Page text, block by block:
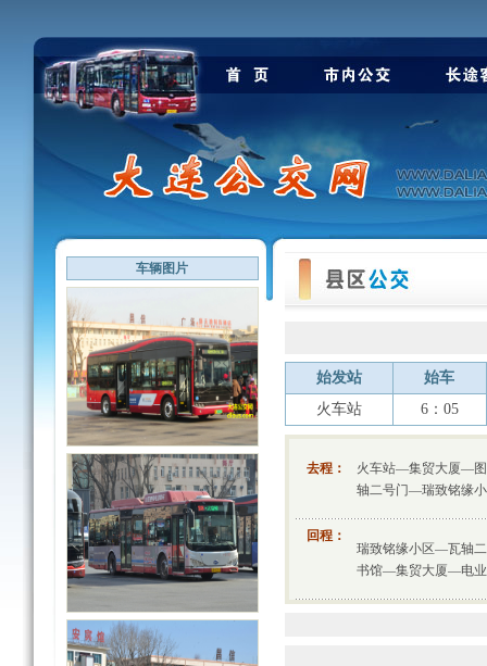
车辆图片
始发站
始车
火车站
6：05
去程：
火车站—集贸大厦—
轴二号门—瑞致铭缘
回程：
瑞致铭缘小区—瓦轴
书馆—集贸大厦—电